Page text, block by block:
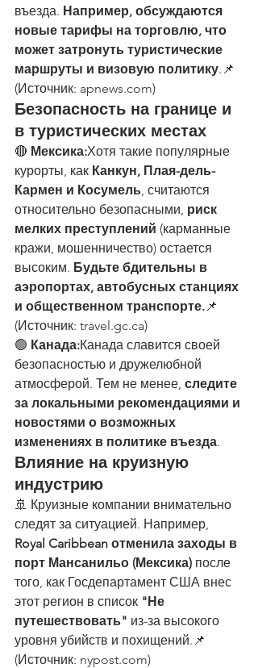
въезда. Например, обсуждаются
новые тарифы на торговлю, что
может затронуть туристические
маршруты и визовую политику.📌
(Источник: apnews.com)
Безопасность на границе и
в туристических местах
🔴 Мексика:Хотя такие популярные
курорты, как Канкун, Плая-дель-
Кармен и Косумель, считаются
относительно безопасными, риск
мелких преступлений (карманные
кражи, мошенничество) остается
высоким. Будьте бдительны в
аэропортах, автобусных станциях
и общественном транспорте.📌
(Источник: travel.gc.ca)
🟢 Канада:Канада славится своей
безопасностью и дружелюбной
атмосферой. Тем не менее, следите
за локальными рекомендациями и
новостями о возможных
изменениях в политике въезда.
Влияние на круизную
индустрию
🚢 Круизные компании внимательно
следят за ситуацией. Например,
Royal Caribbean отменила заходы в
порт Мансанильо (Мексика) после
того, как Госдепартамент США внес
этот регион в список "Не
путешествовать" из-за высокого
уровня убийств и похищений.📌
(Источник: nypost.com)